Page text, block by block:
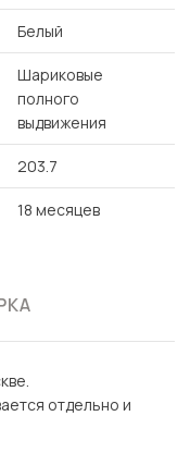
Белый
Шариковые
полного
выдвижения
203.7
18 месяцев
отдельно и